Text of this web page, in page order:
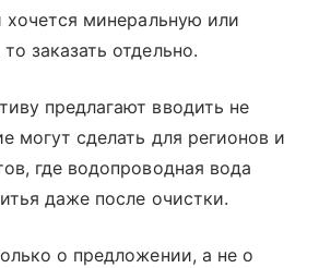
хочется минеральную или
заказать отдельно.
предлагают вводить не
могут сделать для регионов и
где водопроводная вода
даже после очистки.
о предложении, а не о